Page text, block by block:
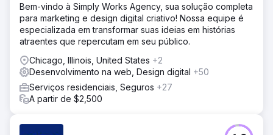
Bem-vindo à Simply Works Agency, sua solução completa
para marketing e design digital criativo! Nossa equipe é
especializada em transformar suas ideias em histórias
atraentes que repercutam em seu público.
Chicago, Illinois, United States +2
Desenvolvimento na web, Design digital +50
Serviços residenciais, Seguros +27
A partir de $2,500